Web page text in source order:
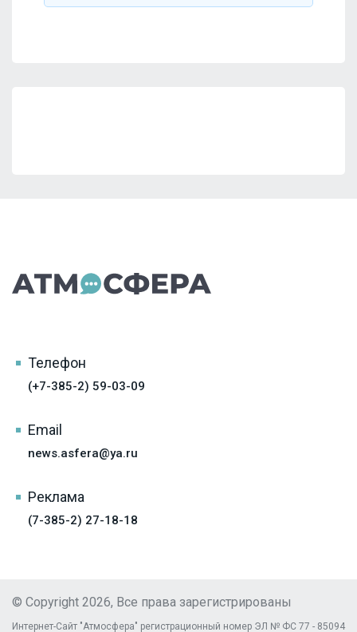
Телефон
(+7-385-2) 59-03-09
Email
news.asfera@ya.ru
Реклама
(7-385-2) 27-18-18
© Copyright 2026, Все права зарегистрированы
Интернет-Сайт "Атмосфера" регистрационный номер ЭЛ № ФС 77 - 85094